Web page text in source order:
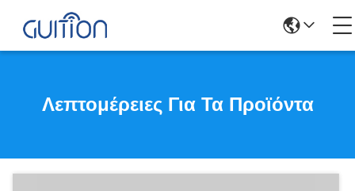
Λεπτομέρειες Για Τα Προϊόντα